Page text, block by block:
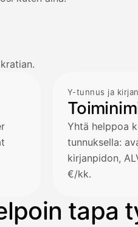
Y-tunnus ja
Yhtä helppoa
tunnuksella:
kirjanpidon,
€/kk.
tapa